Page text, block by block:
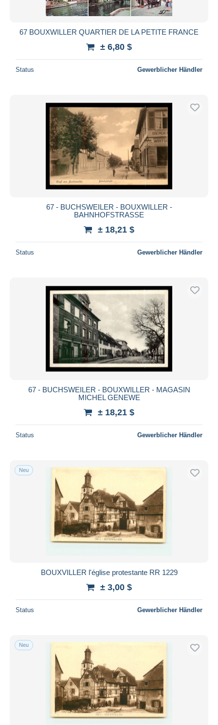
67 BOUXWILLER QUARTIER DE LA PETITE FRANCE
± 6,80 $
Status Gewerblicher Händler
67 - BUCHSWEILER - BOUXWILLER -
BAHNHOFSTRASSE
± 18,21 $
Status Gewerblicher Händler
67 - BUCHSWEILER - BOUXWILLER - MAGASIN
MICHEL GENEWE
± 18,21 $
Status Gewerblicher Händler
Neu
BOUXVILLER l'église protestante RR 1229
± 3,00 $
Status Gewerblicher Händler
Neu